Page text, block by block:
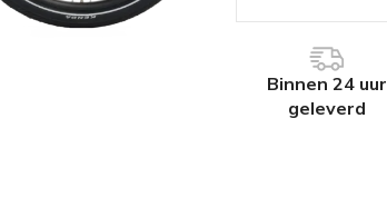
Binnen 24 uur
geleverd